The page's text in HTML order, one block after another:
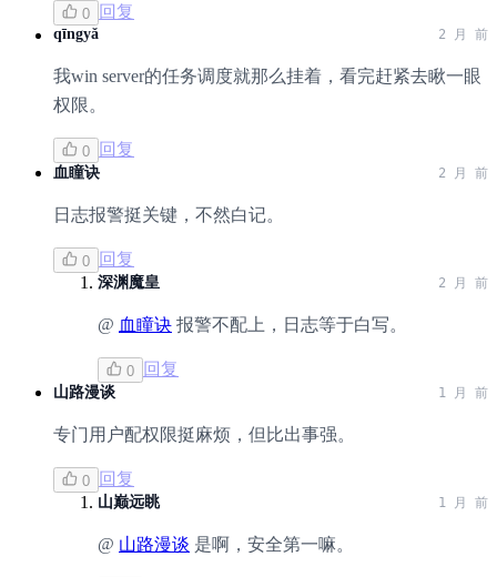
0 回复
qīngyǎ 2 月 前
我win server的任务调度就那么挂着，看完赶紧去瞅一眼
权限。
0 回复
血瞳诀 2 月 前
日志报警挺关键，不然白记。
0 回复
深渊魔皇 2 月 前
@ 血瞳诀 报警不配上，日志等于白写。
0 回复
山路漫谈 1 月 前
专门用户配权限挺麻烦，但比出事强。
0 回复
山巅远眺 1 月 前
@ 山路漫谈 是啊，安全第一嘛。